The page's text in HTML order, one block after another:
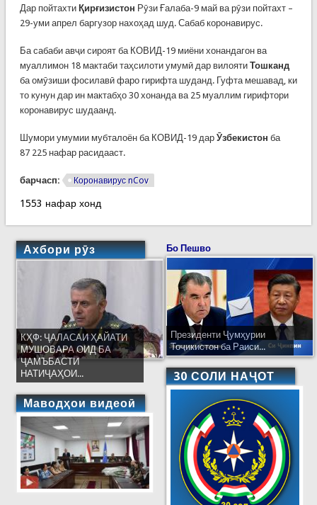
Дар пойтахти Қирғизистон Рӯзи Ғалаба-9 май ва рӯзи пойтахт –
29-уми апрел баргузор нахоҳад шуд. Сабаб коронавирус.
Ба сабаби авҷи сироят ба КОВИД-19 миёни хонандагон ва
муаллимон 18 мактаби таҳсилоти умумӣ дар вилояти Тошканд
ба омӯзиши фосилавӣ фаро гирифта шуданд. Гуфта мешавад, ки
то кунун дар ин мактабҳо 30 хонанда ва 25 муаллим гирифтори
коронавирус шудаанд.
Шумори умумии мубталоён ба КОВИД-19 дар Ӯзбекистон ба
87 225 нафар расидааст.
барчасп: Коронавирус nCov
1553 нафар хонд
Ахбори рӯз
КҲФ: ҶАЛАСАИ ҲАЙАТИ
МУШОВАРА ОИД БА
ҶАМЪБАСТИ
НАТИҶАҲОИ...
Маводҳои видеоӣ
Бо Пешво
Президенти Ҷумҳурии
Тоҷикистон ба Раиси...
30 СОЛИ НАҶОТ